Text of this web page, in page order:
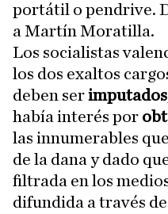
portátil o pendrive.
a Martín Moratilla.
Los socialistas
los dos exaltos
deben serimputados
había interés por
las innumerables
de la dana y dado
filtrada en los
difundida a través